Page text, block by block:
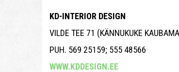
KD-INTERIOR DESIGN
VILDE TEE 71 (KÄNNUKUKE
PUH. 569 25159; 555 48566
WWW.KDDESIGN.EE